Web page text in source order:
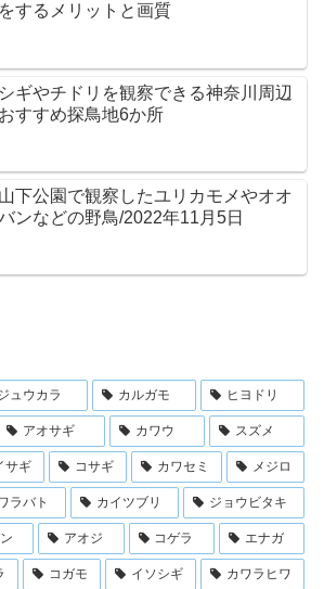
をするメリットと画質
シギやチドリを観察できる神奈川周辺
おすすめ探鳥地6か所
山下公園で観察したユリカモメやオオ
ンなどの野鳥/2022年11月5日
ュウカラ カルガモ ヒヨドリ
アオサギ カワウ スズメ
サギ コサギ カワセミ メジロ
ラバト カイツブリ ジョウビタキ
アオジ コゲラ エナガ
コガモ イソシギ カワラヒワ